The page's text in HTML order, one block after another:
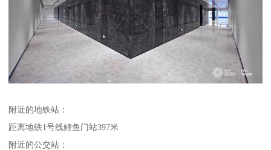
附近的地铁站：
距离地铁1号线鲤鱼门站397米
附近的公交站：